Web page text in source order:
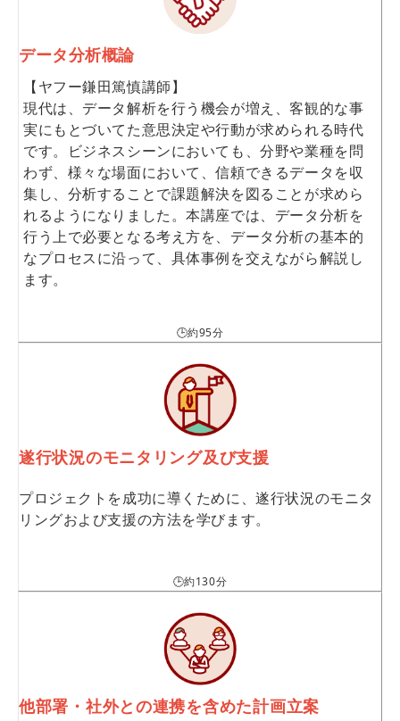
データ分析概論
【ヤフー鎌田篤慎講師】
現代は、データ解析を行う機会が増え、客観的な事
実にもとづいてた意思決定や行動が求められる時代
です。ビジネスシーンにおいても、分野や業種を問
わず、様々な場面において、信頼できるデータを収
集し、分析することで課題解決を図ることが求めら
れるようになりました。本講座では、データ分析を
行う上で必要となる考え方を、データ分析の基本的
なプロセスに沿って、具体事例を交えながら解説し
ます。
🕒約95分
遂行状況のモニタリング及び支援
プロジェクトを成功に導くために、遂行状況のモニタ
リングおよび支援の方法を学びます。
🕒約130分
他部署・社外との連携を含めた計画立案